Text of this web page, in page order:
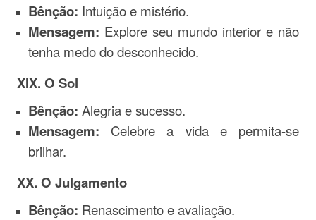
Bênção: Intuição e mistério.
Mensagem: Explore seu mundo interior e não
tenha medo do desconhecido.
XIX. O Sol
Bênção: Alegria e sucesso.
Mensagem: Celebre a vida e permita-se
brilhar.
XX. O Julgamento
Bênção: Renascimento e avaliação.